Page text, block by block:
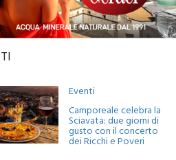
Eventi
Camporeale celebra la
Sciavata: due giorni di
gusto con il concerto
dei Ricchi e Poveri